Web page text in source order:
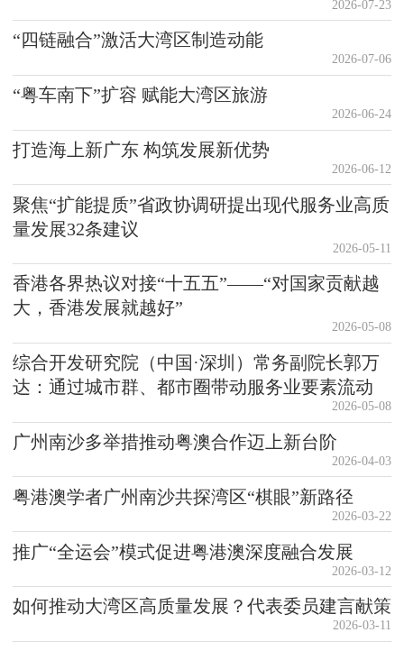
2026-07-23
“四链融合”激活大湾区制造动能
2026-07-06
“粤车南下”扩容 赋能大湾区旅游
2026-06-24
打造海上新广东 构筑发展新优势
2026-06-12
聚焦“扩能提质”省政协调研提出现代服务业高质
量发展32条建议
2026-05-11
香港各界热议对接“十五五”——“对国家贡献越
大，香港发展就越好”
2026-05-08
综合开发研究院（中国·深圳）常务副院长郭万
达：通过城市群、都市圈带动服务业要素流动
2026-05-08
广州南沙多举措推动粤澳合作迈上新台阶
2026-04-03
粤港澳学者广州南沙共探湾区“棋眼”新路径
2026-03-22
推广“全运会”模式促进粤港澳深度融合发展
2026-03-12
如何推动大湾区高质量发展？代表委员建言献策
2026-03-11